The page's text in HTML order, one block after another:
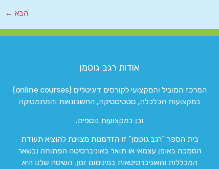
הבא ←
אודות רגב גוטמן
המרכז המוביל והמקצועי לקורסים דיגיטליים (online courses)
במקצועות הכלכלה, סטטיסטיקה, החשבונאות והמתמטיקה
וכן במקצועות נוספים.
בית הספר “רגב גוטמן” זו הזדמנות מצוינת להוציא תעודת
הסמכה באופן עצמאי או תואר באוניברסיטה הפתוחה ובשאר
המכללות והאוניברסיטאות במינימום זמן. השיטה שלנו היא